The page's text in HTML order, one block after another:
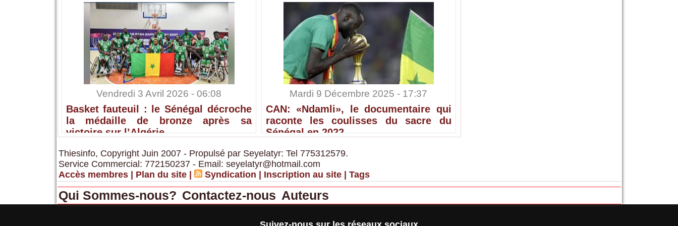
Vendredi 3 Avril 2026 - 06:08
Basket fauteuil : le Sénégal décroche
la médaille de bronze après sa
victoire sur l’Algérie
Mardi 9 Décembre 2025 - 17:37
CAN: «Ndamli», le documentaire qui
raconte les coulisses du sacre du
Sénégal en 2022
Thiesinfo, Copyright Juin 2007 - Propulsé par Seyelatyr: Tel 775312579.
Service Commercial: 772150237 - Email: seyelatyr@hotmail.com
Accès membres
Plan du site Syndication Inscription au site Tags
Qui Sommes-nous? Contactez-nous Auteurs